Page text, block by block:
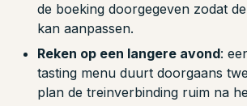
de boeking doorgegeven zodat
kan aanpassen.
Reken op een langere avond:
tasting menu duurt doorgaans
plan de treinverbinding ruim na